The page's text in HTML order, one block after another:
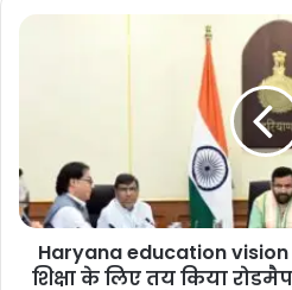
Haryana
उच्च
शिक्षा
के
तय
Haryana education
शिक्षा के लिए तय किया